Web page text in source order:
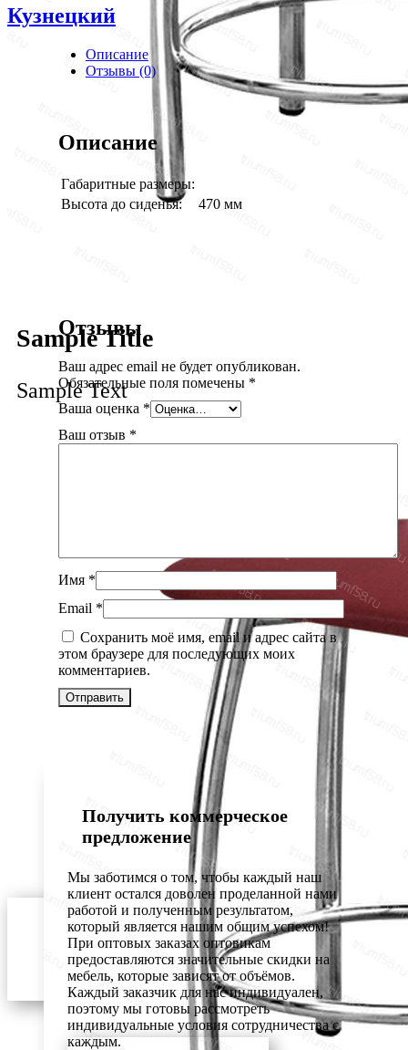
Sample Title
Sample Text
Кузнецкий
Описание
Отзывы (0)
Описание
Габаритные размеры:
Высота до сиденья:
470 мм
Отзывы
Ваш адрес email не будет опубликован.
Обязательные поля помечены *
Ваша оценка *
Ваш отзыв *
Имя *
Email *
Сохранить моё имя, email и адрес сайта в
этом браузере для последующих моих
комментариев.
Получить коммерческое
предложение
Мы заботимся о том, чтобы каждый наш
клиент остался доволен проделанной нами
работой и полученным результатом,
который является нашим общим успехом!
При оптовых заказах оптовикам
предоставляются значительные скидки на
мебель, которые зависят от объёмов.
Каждый заказчик для нас индивидуален,
поэтому мы готовы рассмотреть
индивидуальные условия сотрудничества с
каждым.